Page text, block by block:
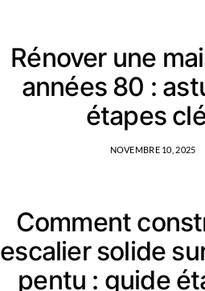
Rénover une
années 80 :
étapes
NOVEMBRE 10, 2025
Comment
escalier solide
pentu : guide